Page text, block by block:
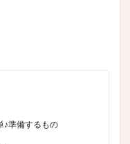
♪準備するもの